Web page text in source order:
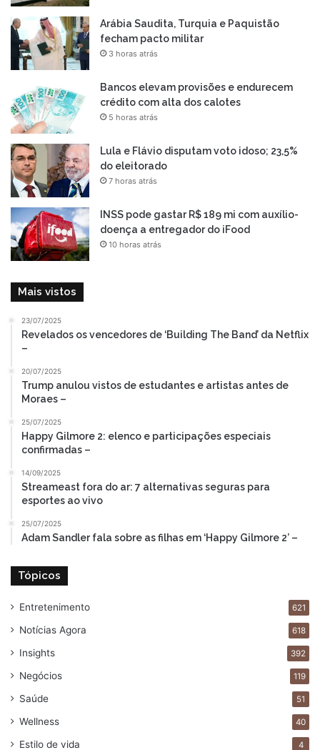
Arábia Saudita, Turquia e Paquistão
fecham pacto militar
3 horas atrás
Bancos elevam provisões e endurecem
crédito com alta dos calotes
5 horas atrás
Lula e Flávio disputam voto idoso; 23,5%
do eleitorado
7 horas atrás
INSS pode gastar R$ 189 mi com auxílio-
doença a entregador do iFood
10 horas atrás
Mais vistos
23/07/2025
Revelados os vencedores de ‘Building The Band’ da Netflix
–
20/07/2025
Trump anulou vistos de estudantes e artistas antes de
Moraes –
25/07/2025
Happy Gilmore 2: elenco e participações especiais
confirmadas –
14/09/2025
Streameast fora do ar: 7 alternativas seguras para
esportes ao vivo
25/07/2025
Adam Sandler fala sobre as filhas em ‘Happy Gilmore 2’ –
Tópicos
Entretenimento 621
Notícias Agora 618
Insights 392
Negócios 119
Saúde 51
Wellness 40
Estilo de vida 4